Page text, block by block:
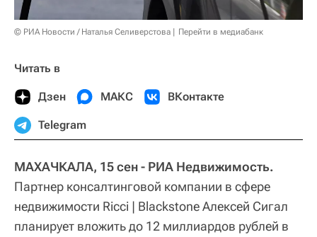
© РИА Новости / Наталья Селиверстова Перейти в медиабанк
Читать в
Дзен МАКС ВКонтакте
Telegram
МАХАЧКАЛА, 15 сен - РИА Недвижимость.
Партнер консалтинговой компании в сфере
недвижимости Ricci | Blackstone Алексей Сигал
планирует вложить до 12 миллиардов рублей в